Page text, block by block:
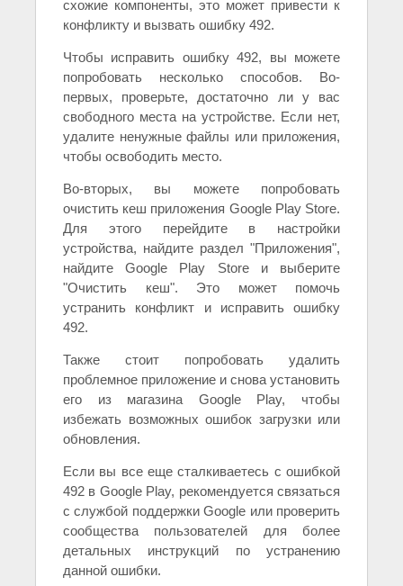
схожие компоненты, это может привести к
конфликту и вызвать ошибку 492.
Чтобы исправить ошибку 492, вы можете
попробовать несколько способов. Во-
первых, проверьте, достаточно ли у вас
свободного места на устройстве. Если нет,
удалите ненужные файлы или приложения,
чтобы освободить место.
Во-вторых, вы можете попробовать
очистить кеш приложения Google Play Store.
Для этого перейдите в настройки
устройства, найдите раздел "Приложения",
найдите Google Play Store и выберите
"Очистить кеш". Это может помочь
устранить конфликт и исправить ошибку
492.
Также стоит попробовать удалить
проблемное приложение и снова установить
его из магазина Google Play, чтобы
избежать возможных ошибок загрузки или
обновления.
Если вы все еще сталкиваетесь с ошибкой
492 в Google Play, рекомендуется связаться
с службой поддержки Google или проверить
сообщества пользователей для более
детальных инструкций по устранению
данной ошибки.